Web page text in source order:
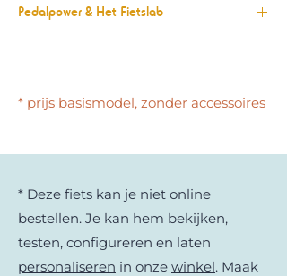
Pedalpower & Het Fietslab
Duitse fabrikant uit Berlijn tandems.
personaliseren, zijn eindeloos.
* prijs basismodel, zonder accessoires
* Deze fiets kan je niet online
bestellen. Je kan hem bekijken,
testen, configureren en laten
personaliseren in onze winkel. Maak